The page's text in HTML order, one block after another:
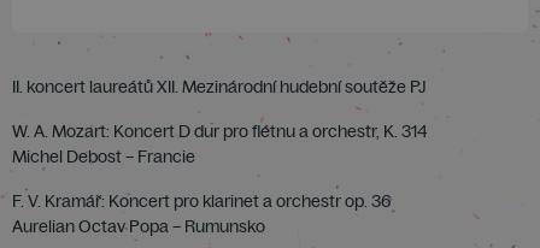
II. koncert laureátů XII. Mezinárodní hudební soutěže PJ
W. A. Mozart: Koncert D dur pro flétnu a orchestr, K. 314
Michel Debost – Francie
F. V. Kramář: Koncert pro klarinet a orchestr op. 36
Aurelian Octav Popa – Rumunsko